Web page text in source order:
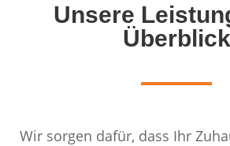
Unsere
Überblick
Wir sorgen dafür, dass Ihr